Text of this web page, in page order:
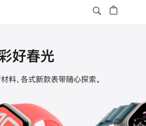
好春光
料，各式新款表带随心探索。